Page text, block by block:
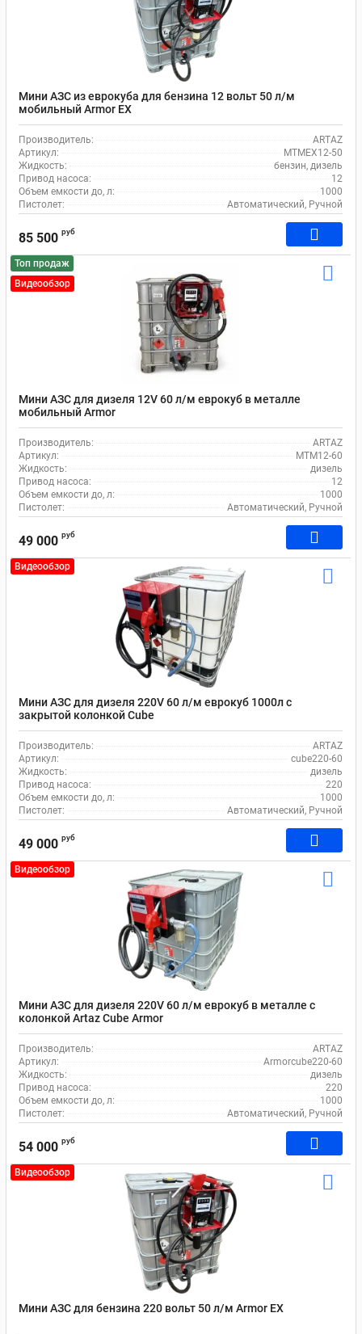
Мини АЗС из еврокуба для бензина 12 вольт 50 л/м
мобильный Armor EX
Производитель:
ARTAZ
Артикул:
MTMEX12-50
Жидкость:
бензин, дизель
Привод насоса:
12
Объем емкости до, л:
1000
Пистолет:
Автоматический, Ручной
85 500 руб
Топ продаж
Видеообзор
Мини АЗС для дизеля 12V 60 л/м еврокуб в металле
мобильный Armor
Производитель:
ARTAZ
Артикул:
MTM12-60
Жидкость:
дизель
Привод насоса:
12
Объем емкости до, л:
1000
Пистолет:
Автоматический, Ручной
49 000 руб
Видеообзор
Мини АЗС для дизеля 220V 60 л/м еврокуб 1000л с
закрытой колонкой Cube
Производитель:
ARTAZ
Артикул:
cube220-60
Жидкость:
дизель
Привод насоса:
220
Объем емкости до, л:
1000
Пистолет:
Автоматический, Ручной
49 000 руб
Видеообзор
Мини АЗС для дизеля 220V 60 л/м еврокуб в металле с
колонкой Artaz Cube Armor
Производитель:
ARTAZ
Артикул:
Armorcube220-60
Жидкость:
дизель
Привод насоса:
220
Объем емкости до, л:
1000
Пистолет:
Автоматический, Ручной
54 000 руб
Видеообзор
Мини АЗС для бензина 220 вольт 50 л/м Armor EX